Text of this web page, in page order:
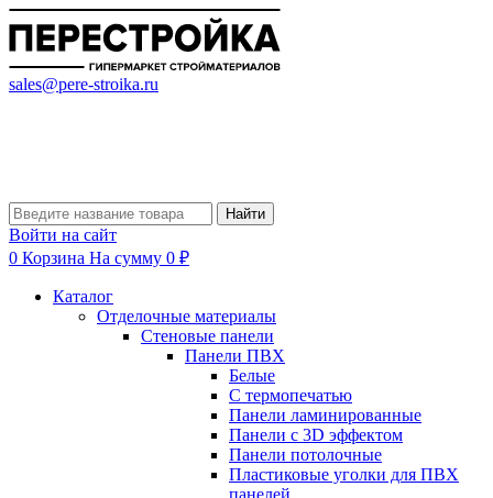
sales@pere-stroika.ru
Найти
Войти на сайт
0 Корзина На сумму 0 ₽
Каталог
Отделочные материалы
Стеновые панели
Панели ПВХ
Белые
С термопечатью
Панели ламинированные
Панели с 3D эффектом
Панели потолочные
Пластиковые уголки для ПВХ
панелей